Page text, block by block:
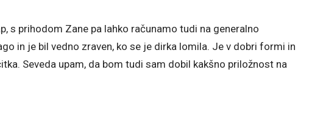
s prihodom Zane pa lahko računamo tudi na generalno
in je bil vedno zraven, ko se je dirka lomila. Je v dobri formi in
Seveda upam, da bom tudi sam dobil kakšno priložnost na